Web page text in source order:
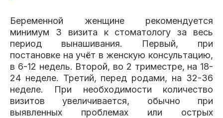
Беременной женщине рекомендуется
минимум 3 визита к стоматологу за весь
период вынашивания. Первый, при
постановке на учёт в женскую консультацию,
в 6-12 недель. Второй, во 2 триместре, на 18-
24 неделе. Третий, перед родами, на 32-36
неделе. При необходимости количество
визитов увеличивается, обычно при
выявленных проблемах или острых